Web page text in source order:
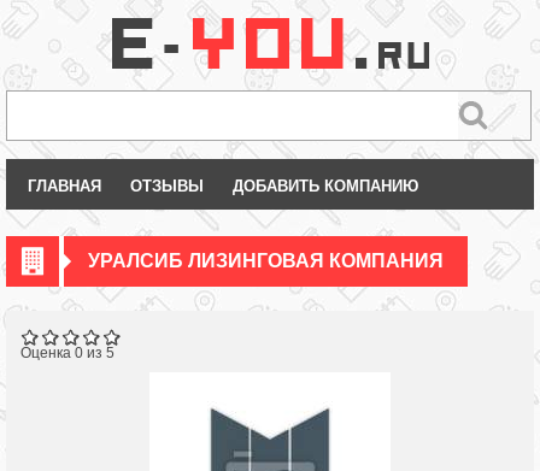
ГЛАВНАЯ ОТЗЫВЫ ДОБАВИТЬ КОМПАНИЮ
УРАЛСИБ ЛИЗИНГОВАЯ КОМПАНИЯ
Оценка 0 из 5